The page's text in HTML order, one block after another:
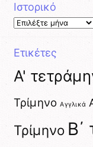
Ιστορικό
Ιστορικό
Ετικέτες
A'
Τρίμηνο Αγγλικά
Τρίμηνο Β΄